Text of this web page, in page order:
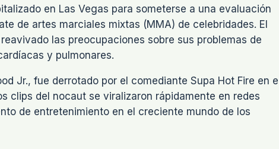
en Las Vegas para someterse a una evaluación
de artes marciales mixtas (MMA) de celebridades. El
las preocupaciones sobre sus problemas de
y pulmonares.
Jr., fue derrotado por el comediante Supa Hot Fire en
clips del nocaut se viralizaron rápidamente en redes
de entretenimiento en el creciente mundo de los